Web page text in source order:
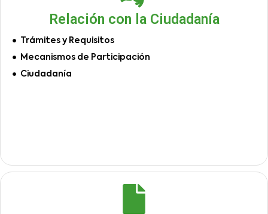
Relación con la Ciudadanía
Trámites y Requisitos
Mecanismos de Participación
Ciudadanía